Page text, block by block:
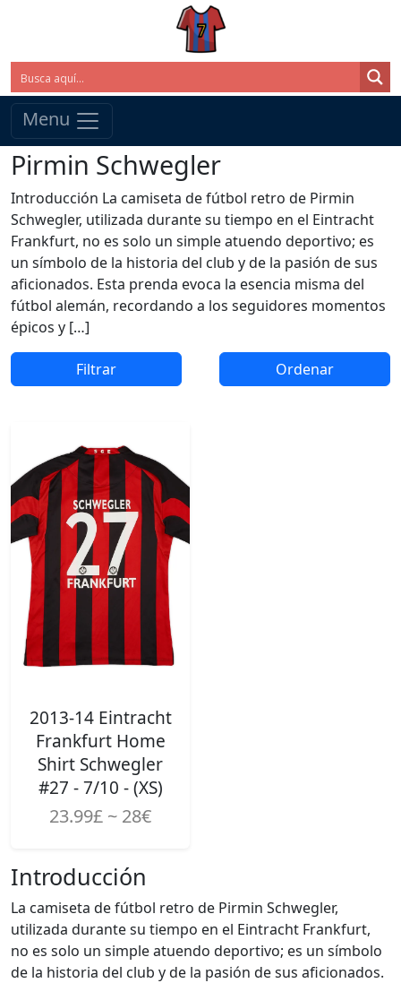
Menu
Pirmin Schwegler
Introducción La camiseta de fútbol retro de Pirmin
Schwegler, utilizada durante su tiempo en el Eintracht
Frankfurt, no es solo un simple atuendo deportivo; es
un símbolo de la historia del club y de la pasión de sus
aficionados. Esta prenda evoca la esencia misma del
fútbol alemán, recordando a los seguidores momentos
épicos y […]
Filtrar Ordenar
2013-14 Eintracht
Frankfurt Home
Shirt Schwegler
#27 - 7/10 - (XS)
23.99£ ~ 28€
Introducción
La camiseta de fútbol retro de Pirmin Schwegler,
utilizada durante su tiempo en el Eintracht Frankfurt,
no es solo un simple atuendo deportivo; es un símbolo
de la historia del club y de la pasión de sus aficionados.